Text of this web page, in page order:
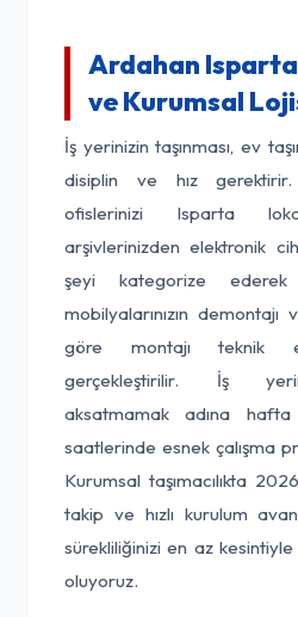
Ardahan Isparta
ve Kurumsal
İş yerinizin taşınması, ev
disiplin ve hız
ofislerinizi Isparta
arşivlerinizden elektronik
şeyi kategorize ederek
mobilyalarınızın demontajı
göre montajı teknik
gerçekleştirilir. İş
aksatmamak adına
saatlerinde esnek çalışma
Kurumsal taşımacılıkta
takip ve hızlı kurulum
sürekliliğinizi en az kesintiyle
oluyoruz.